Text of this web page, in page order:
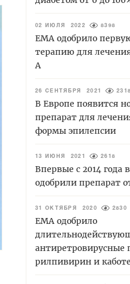
02 ИЮЛЯ 2022 8398
EMA одобрило
терапию для
А
26 СЕНТЯБРЯ 2021 2318
В Европе появится
препарат для
формы эпилепсии
13 ИЮНЯ 2021 2618
Впервые с 2014 года
одобрили препарат
31 ОКТЯБРЯ 2020 2830
ЕМА одобрило
антиретровирусные
рилпивирин и